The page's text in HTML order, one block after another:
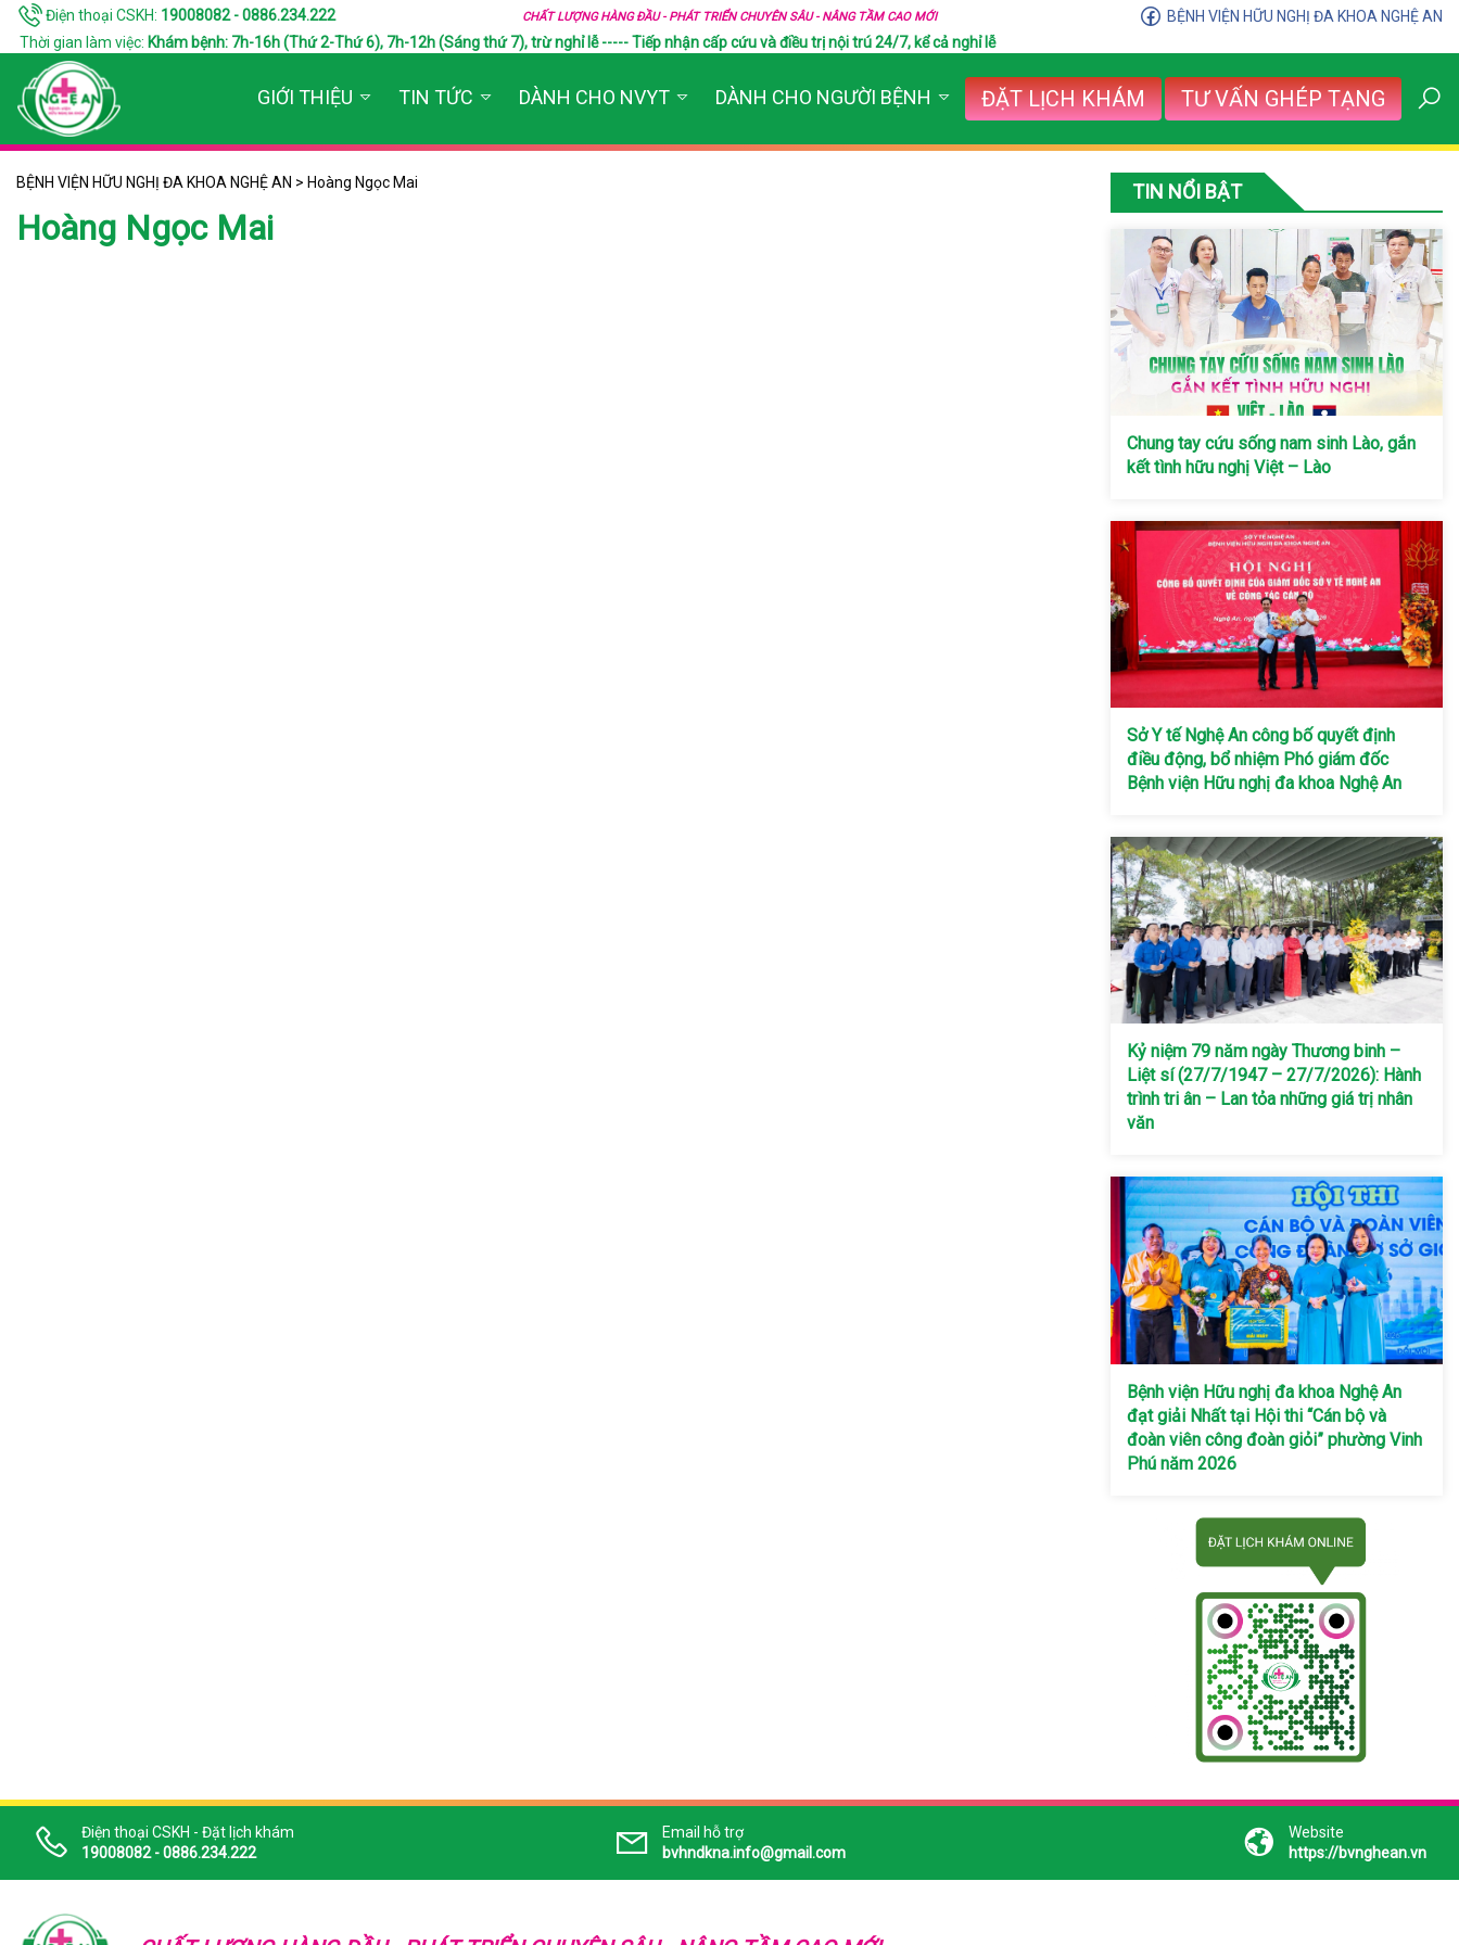
Điện thoại CSKH: 19008082 - 0886.234.222 CHẤT LƯỢNG HÀNG ĐẦU - PHÁT TRIỂN CHUYÊN SÂU - NÂNG TẦM CAO MỚI
BỆNH VIỆN HỮU NGHỊ ĐA KHOA NGHỆ AN
Thời gian làm việc: Khám bệnh: 7h-16h (Thứ 2-Thứ 6), 7h-12h (Sáng thứ 7), trừ nghỉ lễ ----- Tiếp nhận cấp cứu và điều trị nội trú 24/7, kể cả nghỉ lễ
GIỚI THIỆU TIN TỨC DÀNH CHO NVYT DÀNH CHO NGƯỜI BỆNH ĐẶT LỊCH KHÁM TƯ VẤN GHÉP TẠNG
BỆNH VIỆN HỮU NGHỊ ĐA KHOA NGHỆ AN > Hoàng Ngọc Mai
Hoàng Ngọc Mai
TIN NỔI BẬT
Chung tay cứu sống nam sinh Lào, gắn
kết tình hữu nghị Việt – Lào
Sở Y tế Nghệ An công bố quyết định
điều động, bổ nhiệm Phó giám đốc
Bệnh viện Hữu nghị đa khoa Nghệ An
Kỷ niệm 79 năm ngày Thương binh –
Liệt sí (27/7/1947 – 27/7/2026): Hành
trình tri ân – Lan tỏa những giá trị nhân
văn
Bệnh viện Hữu nghị đa khoa Nghệ An
đạt giải Nhất tại Hội thi “Cán bộ và
đoàn viên công đoàn giỏi” phường Vinh
Phú năm 2026
Điện thoại CSKH - Đặt lịch khám
19008082 - 0886.234.222
Email hỗ trợ
bvhndkna.info@gmail.com
Website
https://bvnghean.vn